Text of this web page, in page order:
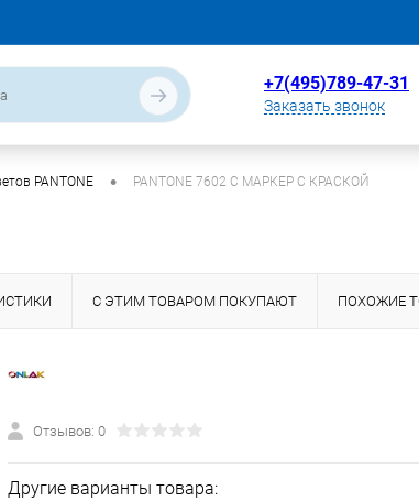
+7(495)789-47-31
Заказать звонок
PANTONE • PANTONE 7602 C МАРКЕР С КРАСКОЙ
С ЭТИМ ТОВАРОМ ПОКУПАЮТ ПОХОЖИЕ
Отзывов: 0
Другие варианты товара: